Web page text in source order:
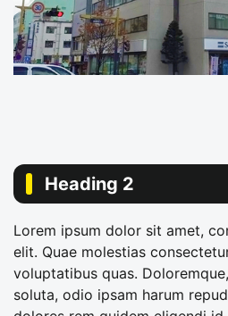
Heading 2
Lorem ipsum dolor sit amet,
elit. Quae molestias
voluptatibus quas.
soluta, odio ipsam harum